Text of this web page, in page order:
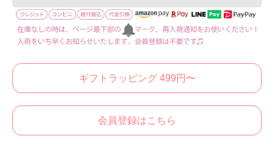
ギフトラッピング 499円〜
会員登録はこちら